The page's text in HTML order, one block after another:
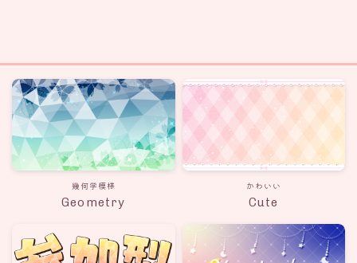
幾何学模様
Geometry
かわいい
Cute